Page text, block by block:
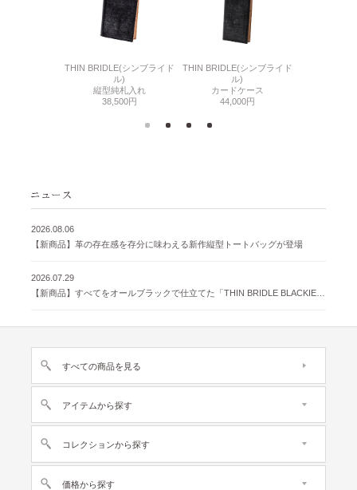
THIN BRIDLE(シンブライド
ル)
縦型純札入れ
38,500円
THIN BRIDLE(シンブライド
ル)
カードケース
44,000円
2026.08.06
【新商品】革の存在感を存分に味わえる新作縦型トートバッグが登場
2026.07.29
すべての商品を見る
アイテムから探す
コレクションから探す
価格から探す